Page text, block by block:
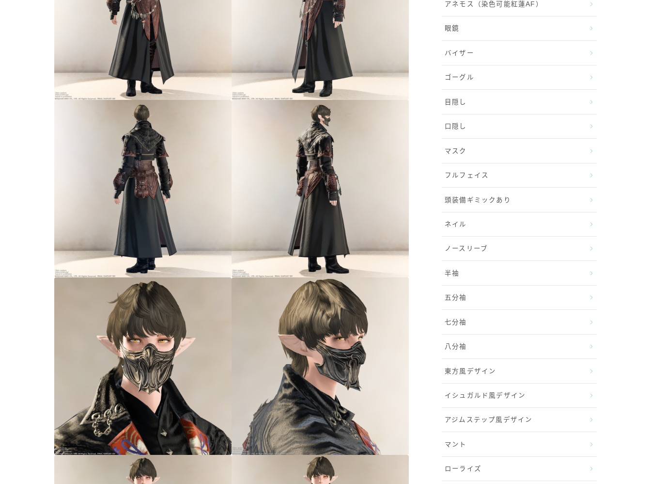
東方風デザイン
イシュガルド風デザイン
アジムステップ風デザイン
ローライズ
ミニスカート
ロングスカート
インナーパンツ付きスカート
ショートパンツ
アネモス（染色可能紅蓮AF）
眼鏡
バイザー
ゴーグル
目隠し
口隠し
マスク
フルフェイス
頭装備ギミックあり
ネイル
ノースリーブ
半袖
五分袖
七分袖
八分袖
東方風デザイン
イシュガルド風デザイン
アジムステップ風デザイン
マント
ローライズ